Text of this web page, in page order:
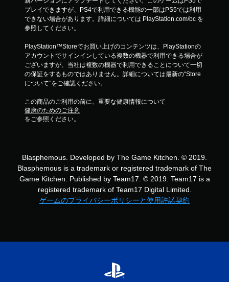
プレイできますが、PS4で利用できる機能の一部はPS5では利用
できない場合があります。詳細については PlayStation.com/bc を
参照してください。
PlayStation™Storeでお買い上げのコンテンツは、PlayStationの
アカウントでサインインしている複数の機器で利用できる場合が
ございますが、当社は複数の機器で利用できることについて一切
の保証をするものではありません。詳細については最新の“Store
について”をご確認ください。
この商品のご利用の前に、重要な健康情報について
健康のためのご注意
をご参照ください。
Blasphemous. Developed by The Game Kitchen. © 2019.
Blasphemous is a trademark or registered trademark of The
Game Kitchen. Published by Team17. © 2019. Team17 is a
registered trademark of Team17 Digital Limited.
ゲームのプライバシーポリシーと使用許諾契約